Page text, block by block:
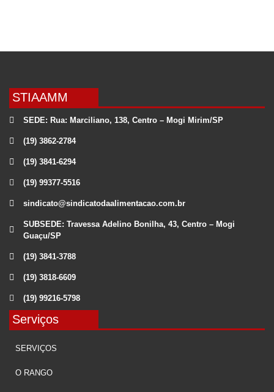
STIAAMM
SEDE: Rua: Marciliano, 138, Centro – Mogi Mirim/SP
(19) 3862-2784
(19) 3841-6294
(19) 99377-5516
sindicato@sindicatodaalimentacao.com.br
SUBSEDE: Travessa Adelino Bonilha, 43, Centro – Mogi
Guaçu/SP
(19) 3841-3788
(19) 3818-6609
(19) 99216-5798
Serviços
SERVIÇOS
O RANGO